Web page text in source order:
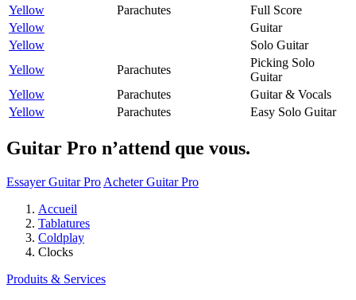
Yellow
Parachutes
Full Score
Yellow
Guitar
Yellow
Solo Guitar
Yellow
Parachutes
Picking Solo
Guitar
Yellow
Parachutes
Guitar & Vocals
Yellow
Parachutes Easy Solo Guitar
Guitar Pro n’attend que vous.
Essayer Guitar Pro Acheter Guitar Pro
Accueil
Tablatures
Coldplay
Clocks
Produits & Services